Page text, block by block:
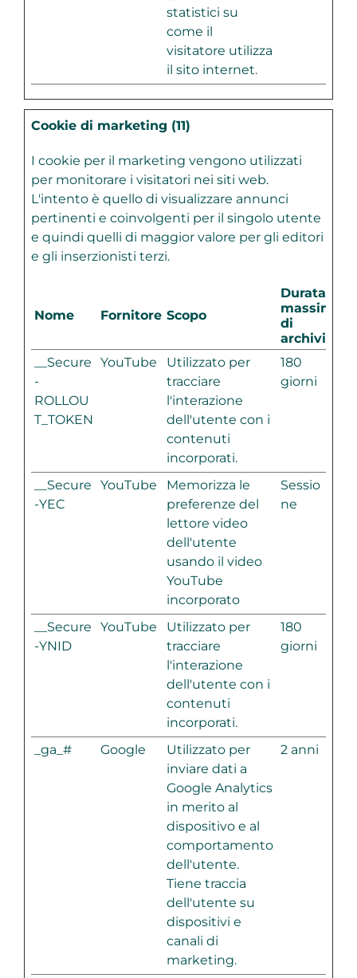
statistici su
come il
visitatore utilizza
il sito internet.
Cookie di marketing (11)
I cookie per il marketing vengono utilizzati
per monitorare i visitatori nei siti web.
L'intento è quello di visualizzare annunci
pertinenti e coinvolgenti per il singolo utente
e quindi quelli di maggior valore per gli editori
e gli inserzionisti terzi.
Nome Fornitore Scopo
Durata
massima
di
__Secure
-
ROLLOU
T_TOKEN
YouTube
Utilizzato per
tracciare
l'interazione
dell'utente con i
contenuti
incorporati.
180
giorni
__Secure
-YEC
YouTube
Memorizza le
preferenze del
lettore video
dell'utente
usando il video
YouTube
incorporato
Sessio
ne
__Secure
-YNID
YouTube
Utilizzato per
tracciare
l'interazione
dell'utente con i
contenuti
incorporati.
180
giorni
_ga_# Google
Utilizzato per
inviare dati a
Google Analytics
in merito al
dispositivo e al
comportamento
dell'utente.
Tiene traccia
dell'utente su
dispositivi e
canali di
marketing.
2 anni